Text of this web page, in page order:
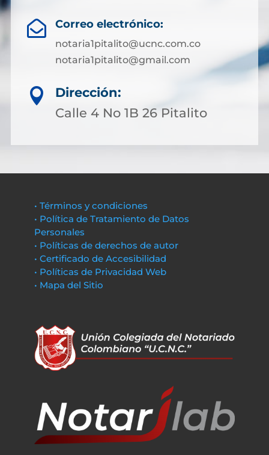
 Correo electrónico:
notaria1pitalito@ucnc.com.co
notaria1pitalito@gmail.com

Dirección:
Calle 4 No 1B 26 Pitalito
• Términos y condiciones
• Política de Tratamiento de Datos
Personales
• Políticas de derechos de autor
• Certificado de Accesibilidad
• Políticas de Privacidad Web
• Mapa del Sitio